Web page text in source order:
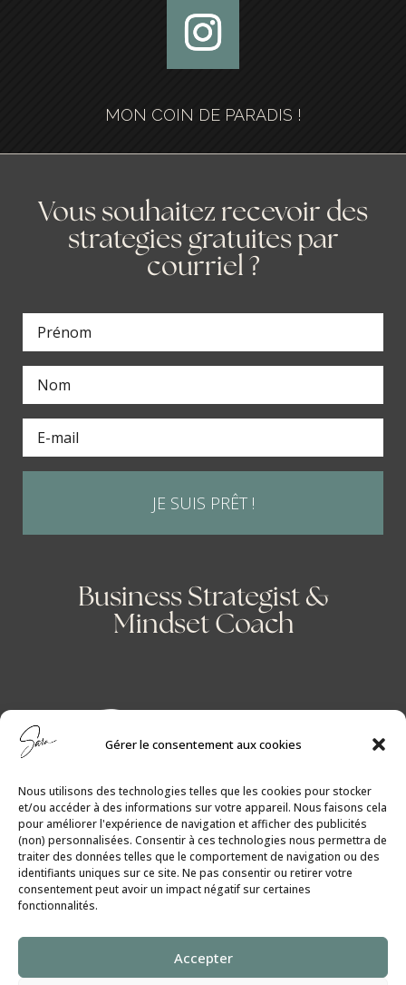
Gérer le consentement aux cookies
Nous utilisons des technologies telles que les cookies pour stocker
et/ou accéder à des informations sur votre appareil. Nous faisons cela
pour améliorer l'expérience de navigation et afficher des publicités
(non) personnalisées. Consentir à ces technologies nous permettra de
traiter des données telles que le comportement de navigation ou des
identifiants uniques sur ce site. Ne pas consentir ou retirer votre
consentement peut avoir un impact négatif sur certaines
fonctionnalités.
Accepter
MON COIN DE PARADIS !
Vous souhaitez recevoir des
strategies gratuites par
courriel ?
JE SUIS PRÊT !
Business Strategist &
Mindset Coach
Politique de Cookies│Politique de
Confidentialité